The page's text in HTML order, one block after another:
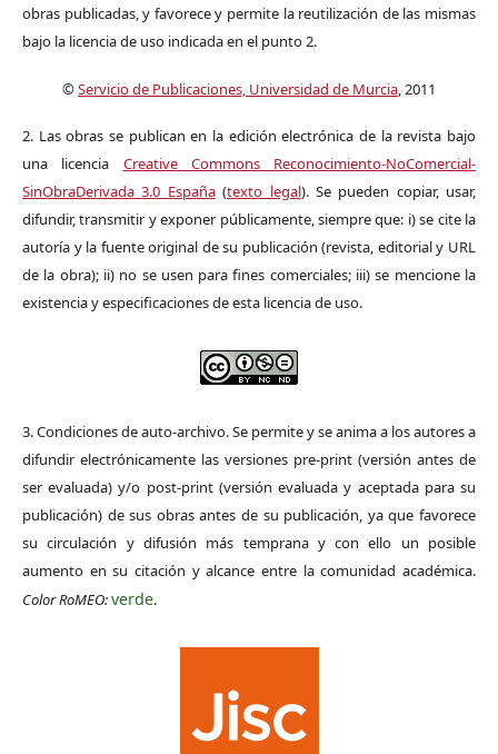
obras publicadas, y favorece y permite la reutilización de las mismas
bajo la licencia de uso indicada en el punto 2.
©Servicio de Publicaciones, Universidad de Murcia, 2011
2. Las obras se publican en la edición electrónica de la revista bajo
una licencia Creative Commons Reconocimiento-NoComercial-
SinObraDerivada 3.0 España(texto legal). Se pueden copiar, usar,
difundir, transmitir y exponer públicamente, siempre que: i) se cite la
autoría y la fuente original de su publicación (revista, editorial y URL
de la obra); ii) no se usen para fines comerciales; iii) se mencione la
existencia y especificaciones de esta licencia de uso.
3. Condiciones de auto-archivo. Se permite y se anima a los autores a
difundir electrónicamente las versiones pre-print (versión antes de
ser evaluada) y/o post-print (versión evaluada y aceptada para su
publicación) de sus obras antes de su publicación, ya que favorece
su circulación y difusión más temprana y con ello un posible
aumento en su citación y alcance entre la comunidad académica.
Color RoMEO:verde.